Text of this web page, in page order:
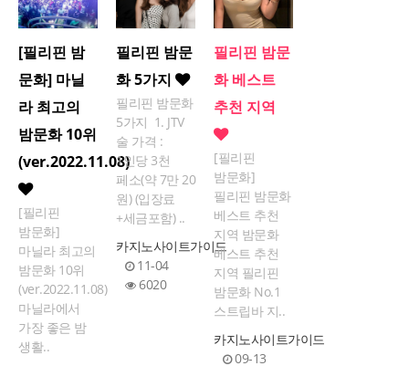
[필리핀 밤
문화] 마닐
라 최고의
밤문화 10위
(ver.2022.11.08)
[필리핀
밤문화]
마닐라 최고의
밤문화 10위
(ver.2022.11.08)
마닐라에서
가장 좋은 밤
생활..
필리핀 밤문
화 5가지
필리핀 밤문화
5가지 1. JTV
술 가격 :
1인당 3천
페소(약 7만 20
원) (입장료
+세금포함) ..
카지노사이트가이드
11-04
6020
필리핀 밤문
화 베스트
추천 지역
[필리핀
밤문화]
필리핀 밤문화
베스트 추천
지역 밤문화
베스트 추천
지역 필리핀
밤문화 No.1
스트립바 지..
카지노사이트가이드
09-13